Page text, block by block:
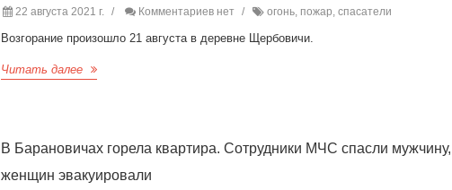
22 августа 2021 г. Комментариев нет огонь, пожар, спасатели
Возгорание произошло 21 августа в деревне Щербовичи.
Читать далее
В Барановичах горела квартира. Сотрудники МЧС спасли
женщин эвакуировали